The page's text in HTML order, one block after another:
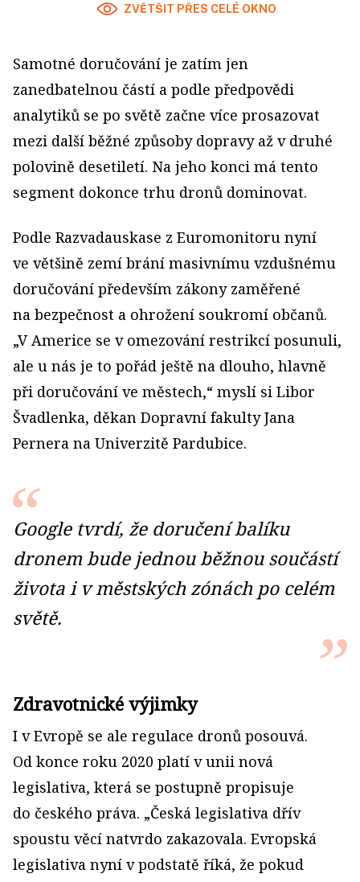
ZVĚTŠIT PŘES CELÉ OKNO
Samotné doručování je zatím jen
zanedbatelnou částí a podle předpovědi
analytiků se po světě začne více prosazovat
mezi další běžné způsoby dopravy až v druhé
polovině desetiletí. Na jeho konci má tento
segment dokonce trhu dronů dominovat.
Podle Razvadauskase z Euromonitoru nyní
ve většině zemí brání masivnímu vzdušnému
doručování především zákony zaměřené
na bezpečnost a ohrožení soukromí občanů.
„V Americe se v omezování restrikcí posunuli,
ale u nás je to pořád ještě na dlouho, hlavně
při doručování ve městech,“ myslí si Libor
Švadlenka, děkan Dopravní fakulty Jana
Pernera na Univerzitě Pardubice.
Google tvrdí, že doručení balíku
dronem bude jednou běžnou součástí
života i v městských zónách po celém
světě.
Zdravotnické výjimky
I v Evropě se ale regulace dronů posouvá.
Od konce roku 2020 platí v unii nová
legislativa, která se postupně propisuje
do českého práva. „Česká legislativa dřív
spoustu věcí natvrdo zakazovala. Evropská
legislativa nyní v podstatě říká, že pokud